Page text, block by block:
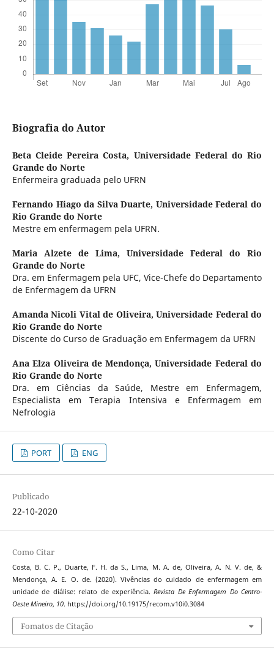
Biografia do Autor
Beta Cleide Pereira Costa, Universidade Federal do Rio
Grande do Norte
Enfermeira graduada pelo UFRN
Fernando Hiago da Silva Duarte, Universidade Federal do
Rio Grande do Norte
Mestre em enfermagem pela UFRN.
Maria Alzete de Lima,Universidade Federal do Rio
Grande do Norte
Dra. em Enfermagem pela UFC, Vice-Chefe do Departamento
de Enfermagem da UFRN
Amanda Nicoli Vital de Oliveira,Universidade Federal do
Rio Grande do Norte
Discente do Curso de Graduação em Enfermagem da UFRN
Ana Elza Oliveira de Mendonça,Universidade Federal do
Rio Grande do Norte
Dra. em Ciências da Saúde, Mestre em Enfermagem,
Especialista em Terapia Intensiva e Enfermagem em
Nefrologia
PORT ENG
Publicado
22-10-2020
Como Citar
Costa, B. C. P., Duarte, F. H. da S., Lima, M. A. de, Oliveira, A. N. V. de, &
Mendonça, A. E. O. de. (2020). Vivências do cuidado de enfermagem em
unidade de diálise: relato de experiência.Revista De Enfermagem Do Centro-
Oeste Mineiro, 10. https://doi.org/10.19175/recom.v10i0.3084
Fomatos de Citação